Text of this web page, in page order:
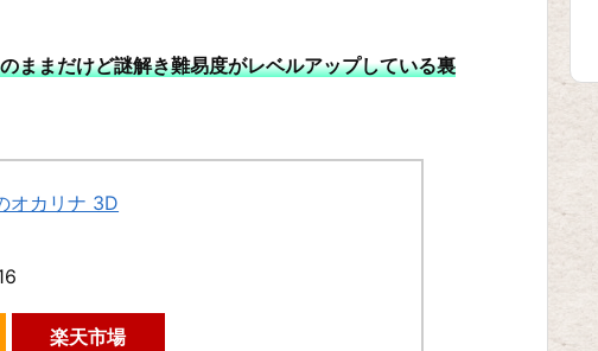
ままだけど謎解き難易度がレベルアップしている裏
オカリナ 3D
楽天市場